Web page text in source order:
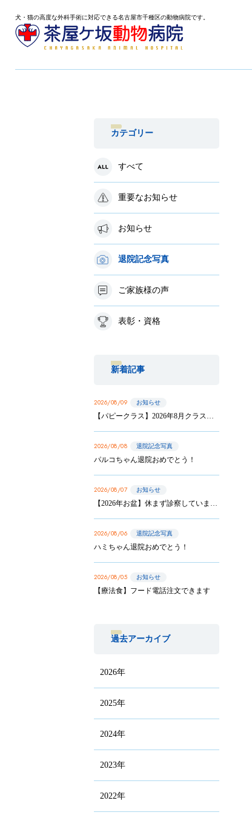
犬・猫の高度な外科手術に対応できる名古屋市千種区の動物病院です。
カテゴリー
すべて
重要なお知らせ
お知らせ
退院記念写真
ご家族様の声
表彰・資格
新着記事
2026/08/09 お知らせ
【パピークラス】2026年8月クラス 第3回目、第4回目のお知らせ
2026/08/08 退院記念写真
パルコちゃん退院おめでとう！
2026/08/07 お知らせ
【2026年お盆】休まず診察しています
2026/08/06 退院記念写真
ハミちゃん退院おめでとう！
2026/08/05 お知らせ
【療法食】フード電話注文できます
過去アーカイブ
2026年
2025年
2024年
2023年
2022年